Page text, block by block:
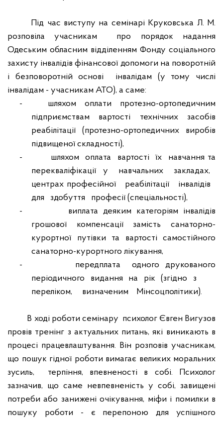
Під час виступу на семінарі Круковська Л. М.
розповіла учасникам
про порядок надання
Одеським обласним відділенням Фонду соціального
захисту інвалідів фінансової допомоги на поворотній
і безповоротній основі
інвалідам (у тому числі
інвалідам - учасникам АТО), а саме:
-
шляхом оплати
протезно-ортопедичним
підприємствам
вартості технічних
засобів
реабілітації (протезно-ортопедичних виробів
підвищеної складності),
-
шляхом оплата вартості їх
навчання та
перекваліфікації
у навчальних
закладах,
центрах професійної
реабілітації
інвалідів
для
здобуття
професії (спеціальності),
-
виплата деяким категоріям інвалідів
грошової компенсації замість санаторно-
курортної путівки та вартості самостійного
санаторно-курортного лікування,
-
передплата
одного друкованого
періодичного видання на рік (згідно з
переліком,
визначеним Мінсоцполітики).
В ході роботи семінару психолог Євген Вигузов
провів тренінг з актуальних питань, які виникають в
процесі працевлаштування. Він розповів учасникам,
що пошук гідної роботи вимагає великих моральних
зусиль,
терпіння, впевненості в собі. Психолог
зазначив, що саме невпевненість у собі, завищені
потреби або занижені очікування, міфи і помилки в
пошуку роботи - є перепоною для успішного